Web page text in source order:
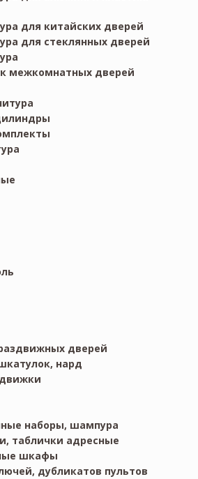
для китайских дверей
для стеклянных дверей
межкомнатных дверей
дверей
нард
наборы, шампура
таблички адресные
шкафы
дубликатов пультов